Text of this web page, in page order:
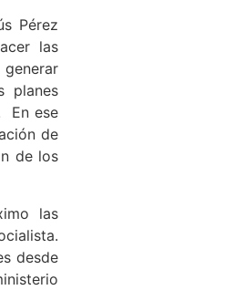
Pérez
las
planes
En ese
de
de los
las
desde